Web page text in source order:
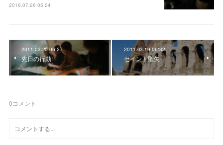
2016.07.26 05:24
2011.03.20 06:27
先日の行動!
2011.03.19 06:32
セイント聖矢
0コメント